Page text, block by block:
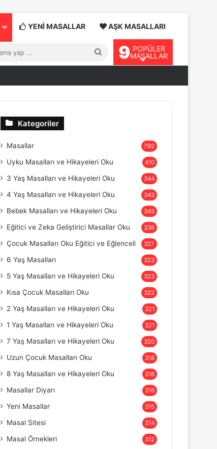
YENİ MASALLAR AŞK MASALLARI
Arama
...
9 POPÜLER
MASALLAR
Kategoriler
Masallar 792
Uyku Masalları ve Hikayeleri Oku 410
3 Yaş Masalları ve Hikayeleri Oku 344
4 Yaş Masalları ve Hikayeleri Oku 343
Bebek Masalları ve Hikayeleri Oku 343
Eğitici ve Zeka Geliştirici Masallar Oku 336
Çocuk Masalları Oku Eğitici ve Eğlenceli 327
6 Yaş Masalları 323
5 Yaş Masalları ve Hikayeleri Oku 323
Kısa Çocuk Masalları Oku 322
2 Yaş Masalları ve Hikayeleri Oku 321
1 Yaş Masalları ve Hikayeleri Oku 321
7 Yaş Masalları ve Hikayeleri Oku 320
Uzun Çocuk Masalları Oku 318
8 Yaş Masalları ve Hikayeleri Oku 318
Masallar Diyarı 316
Yeni Masallar 315
Masal Sitesi 314
Masal Örnekleri 312